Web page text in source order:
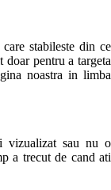
stabileste din ce
doar pentru a targeta
noastra in limba
vizualizat sau nu o
a trecut de cand ati